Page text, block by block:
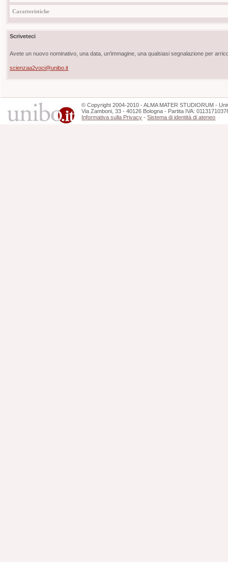
Caratteristiche
Scriveteci
Avete un nuovo nominativo, una data, un'immagine, una qualsiasi segnalazione per
scienzaa2voci@unibo.it
©Copyright 2004-2010 - ALMA MATER STUDIORUM -
Via Zamboni, 33 - 40126 Bologna - Partita IVA:
Informativa sulla Privacy -Sistema di identità di ateneo